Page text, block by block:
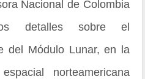
Nacional de Colombia
detalles sobre el
del Módulo Lunar, en la
norteamericana